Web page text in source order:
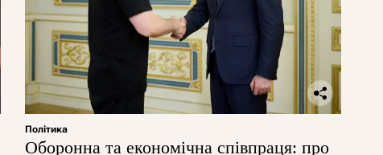
Політика
Оборонна та економічна співпраця: про